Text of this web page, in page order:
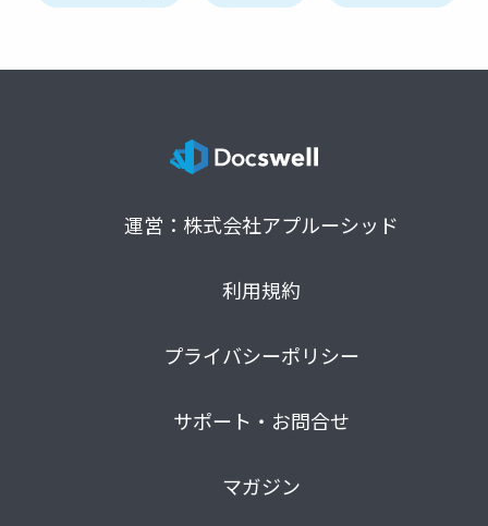
運営：株式会社アプルーシッド
利用規約
プライバシーポリシー
サポート・お問合せ
マガジン